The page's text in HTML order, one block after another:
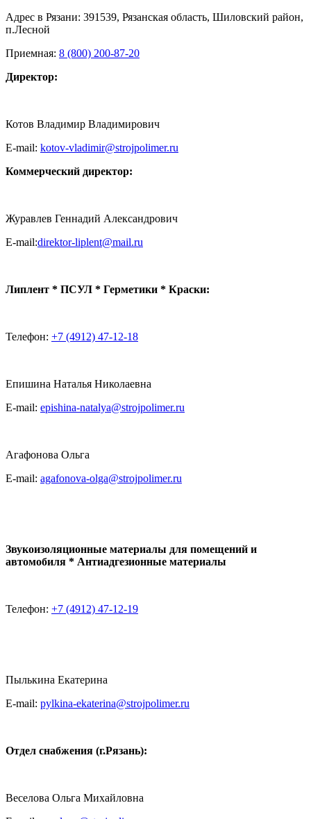
Адрес в Рязани: 391539, Рязанская область, Шиловский район,
п.Лесной
Приемная: 8 (800) 200-87-20
Директор:
Котов Владимир Владимирович
E-mail: kotov-vladimir@strojpolimer.ru
Коммерческий директор:
Журавлев Геннадий Александрович
E-mail:direktor-liplent@mail.ru
Липлент * ПСУЛ * Герметики * Краски:
Телефон: +7 (4912) 47-12-18
Епишина Наталья Николаевна
E-mail: epishina-natalya@strojpolimer.ru
Агафонова Ольга
E-mail: agafonova-olga@strojpolimer.ru
Звукоизоляционные материалы для помещений и
автомобиля * Антиадгезионные материалы
Телефон: +7 (4912) 47-12-19
Пылькина Екатерина
E-mail: pylkina-ekaterina@strojpolimer.ru
Отдел снабжения (г.Рязань):
Веселова Ольга Михайловна